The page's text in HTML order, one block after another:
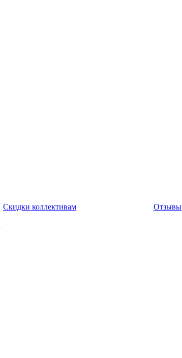
Скидки коллективам Отзывы